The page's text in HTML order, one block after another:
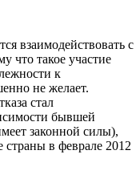
взаимодействовать с
что такое участие
к
не желает.
стал
бывшей
законной силы),
страны в феврале 2012